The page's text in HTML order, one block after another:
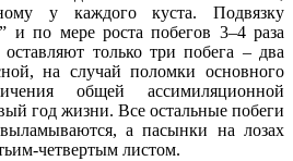
у каждого куста. Подвязку
и по мере роста побегов 3–4 раза
только три побега – два
на случай поломки основного
общей ассимиляционной
год жизни. Все остальные побеги
а пасынки на лозах
четвертым листом.